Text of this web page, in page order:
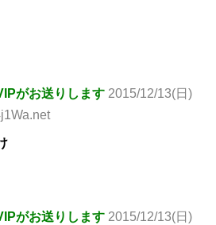
がお送りします 2015/12/13(日)
がお送りします 2015/12/13(日)